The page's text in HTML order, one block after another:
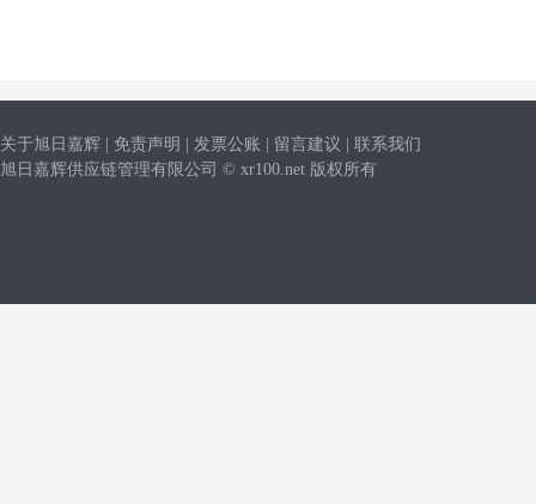
关于旭日嘉辉 免责声明 发票公账 留言建议
联系我们
旭日嘉辉供应链管理有限公司 © xr100.net 版权所有